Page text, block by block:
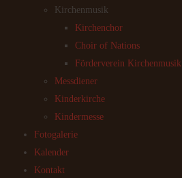
Kirchenmusik
Kirchenchor
Choir of Nations
Förderverein Kirchenmusik
Messdiener
Kinderkirche
Kindermesse
Fotogalerie
Kalender
Kontakt